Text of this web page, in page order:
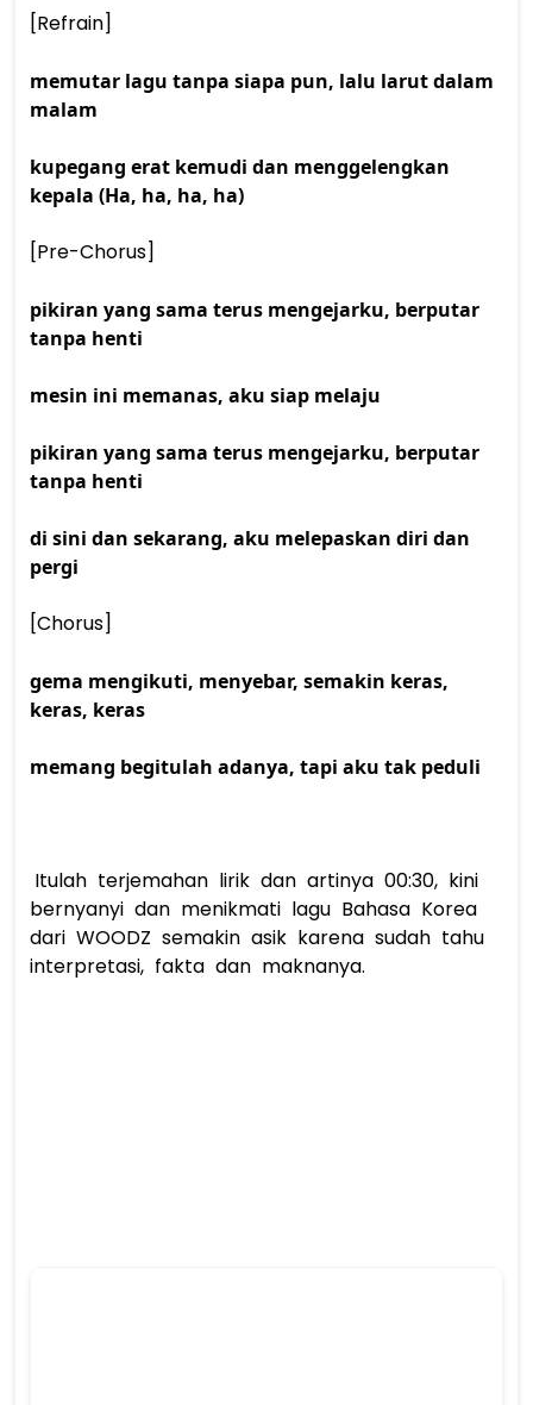
[Refrain]
memutar lagu tanpa siapa pun, lalu larut dalam
malam
kupegang erat kemudi dan menggelengkan
kepala (Ha, ha, ha, ha)
[Pre-Chorus]
pikiran yang sama terus mengejarku, berputar
tanpa henti
mesin ini memanas, aku siap melaju
pikiran yang sama terus mengejarku, berputar
tanpa henti
di sini dan sekarang, aku melepaskan diri dan
pergi
[Chorus]
gema mengikuti, menyebar, semakin keras,
keras, keras
memang begitulah adanya, tapi aku tak peduli
bernyanyi dan menikmati lagu Bahasa Korea
dari WOODZ semakin asik karena sudah tahu
interpretasi, fakta dan maknanya.